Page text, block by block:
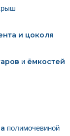
и цоколя
и ёмкостей
полимочевиной